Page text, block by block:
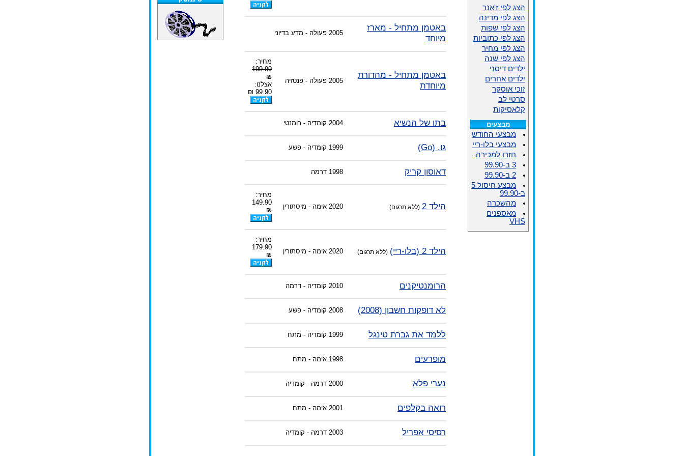
באטמן מתחיל - מארז
מיוחד
2005 פעולה - מדע בדיוני
באטמן מתחיל - מהדורת
מיוחדת
2005 פעולה - פנטזיה
מחיר:
199.90
₪
אצלנו:
99.90 ₪
בתו של הנשיא 2004 קומדיה - רומנטי
גו. (Go) 1999 קומדיה - פשע
דאוסון קריק 1998 דרמה
הילד 2 (ללא תרגום) 2020 אימה - מיסתורין
מחיר:
149.90
₪
הילד 2 (בלו-ריי) (ללא תרגום) 2020 אימה - מיסתורין
מחיר:
179.90
₪
הרומנטיקנים 2010 קומדיה - דרמה
לא דופקות חשבון (2008) 2008 קומדיה - פשע
ללמד את גברת טינגל 1999 קומדיה - מתח
מופרעים 1998 אימה - מתח
נערי פלא 2000 דרמה - קומדיה
רואה בקלפים 2001 אימה - מתח
רסיסי אפריל 2003 דרמה - קומדיה
הצג לפי ז'אנר
הצג לפי מדינה
הצג לפי שפות
הצג לפי כתוביות
הצג לפי מחיר
הצג לפי שנה
ילדים דיסני
ילדים אחרים
זוכי אוסקר
סרטי לב
קלאסיקות
מבצעים
מבצעי החודש
מבצעי בלו-ריי
חזרו למכירה
3 ב-99.90
2 ב-99.90
מבצע חיסול 5
ב-99.90
מהשכרה
מאספנים
VHS